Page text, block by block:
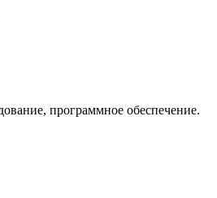
программное обеспечение.